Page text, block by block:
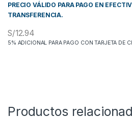
PRECIO VÁLIDO PARA PAGO EN
TRANSFERENCIA.
S/12.94
5% ADICIONAL PARA PAGO CON TARJETA DE
Productos